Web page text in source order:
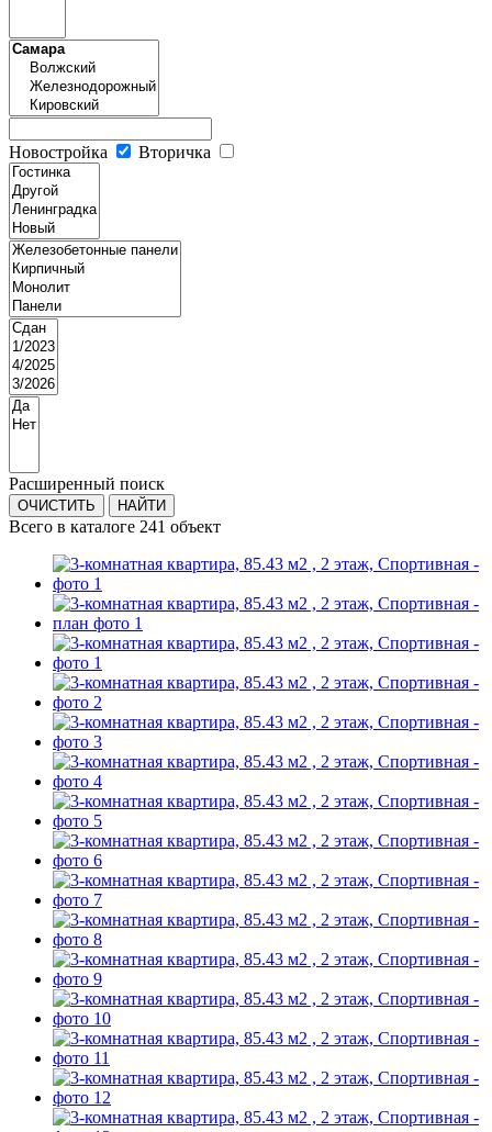
Новостройка Вторичка
Расширенный поиск
Всего в каталоге 241 объект